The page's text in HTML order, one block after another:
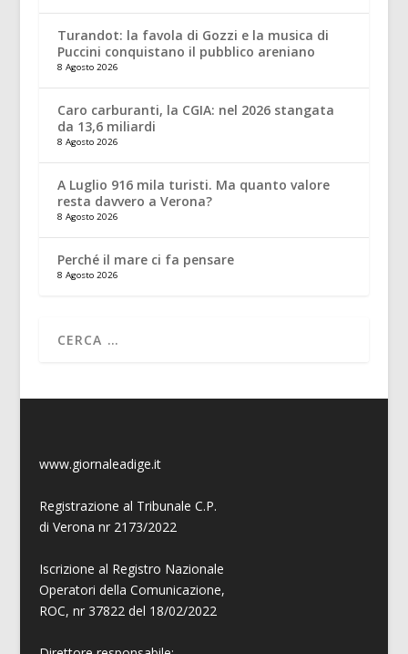
Turandot: la favola di Gozzi e la musica di
Puccini conquistano il pubblico areniano
8 Agosto 2026
Caro carburanti, la CGIA: nel 2026 stangata
da 13,6 miliardi
8 Agosto 2026
A Luglio 916 mila turisti. Ma quanto valore
resta davvero a Verona?
8 Agosto 2026
Perché il mare ci fa pensare
8 Agosto 2026
www.giornaleadige.it
Registrazione al Tribunale C.P.
di Verona nr 2173/2022
Iscrizione al Registro Nazionale
Operatori della Comunicazione,
ROC, nr 37822 del 18/02/2022